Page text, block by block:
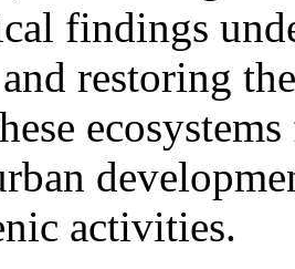
findings
restoring
activities.